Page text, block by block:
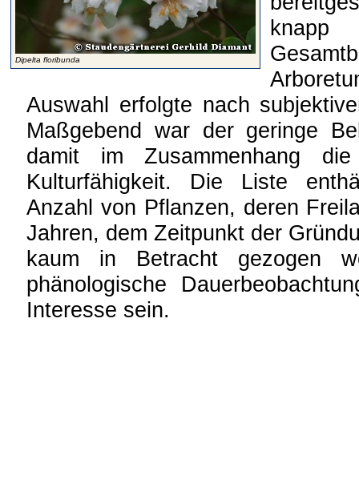
Dipelta floribunda
Auswahl erfolgte nach
Maßgebend war der geringe
damit im Zusammenhang
Kulturfähigkeit. Die Liste
Anzahl von Pflanzen, deren
Jahren, dem Zeitpunkt der
kaum in Betracht gezogen
phänologische
Interesse sein.